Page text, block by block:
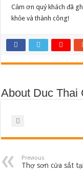
Cảm ơn quý khách đã
khỏe và thành công!
About Duc Thai
Previous
Thợ sơn cửa sắt